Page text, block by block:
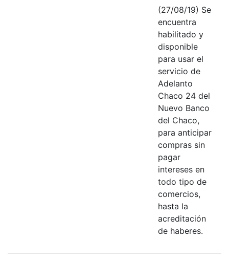
(27/08/19) Se
encuentra
habilitado y
disponible
para usar el
servicio de
Adelanto
Chaco 24 del
Nuevo Banco
del Chaco,
para anticipar
compras sin
pagar
intereses en
todo tipo de
comercios,
hasta la
acreditación
de haberes.